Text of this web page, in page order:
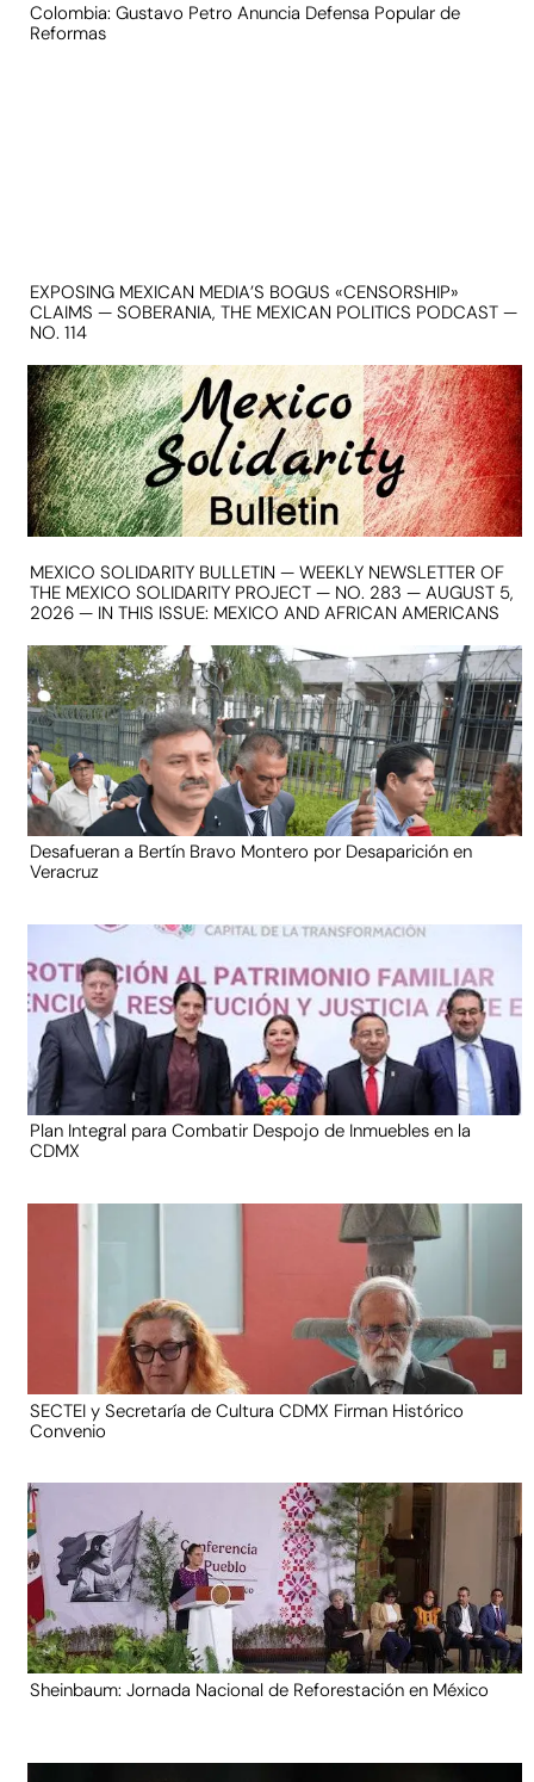
Colombia: Gustavo Petro Anuncia Defensa Popular de
Reformas
EXPOSING MEXICAN MEDIA’S BOGUS «CENSORSHIP»
CLAIMS — SOBERANIA, THE MEXICAN POLITICS PODCAST —
NO. 114
MEXICO SOLIDARITY BULLETIN — WEEKLY NEWSLETTER OF
THE MEXICO SOLIDARITY PROJECT — NO. 283 — AUGUST 5,
2026 — IN THIS ISSUE: MEXICO AND AFRICAN AMERICANS
Desafueran a Bertín Bravo Montero por Desaparición en
Veracruz
Plan Integral para Combatir Despojo de Inmuebles en la
CDMX
SECTEI y Secretaría de Cultura CDMX Firman Histórico
Convenio
Sheinbaum: Jornada Nacional de Reforestación en México